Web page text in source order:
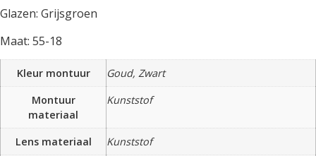
Glazen: Grijsgroen
Maat: 55-18
Kleur montuur
Goud, Zwart
Montuur
materiaal
Kunststof
Lens materiaal
Kunststof